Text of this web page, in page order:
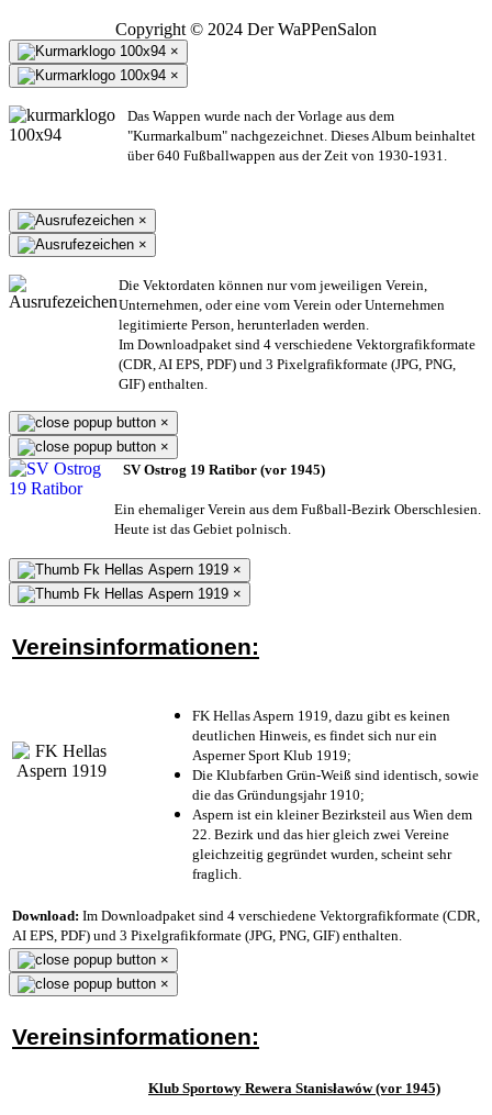
Copyright © 2024 Der WaPPenSalon
×
×
Das Wappen wurde nach der Vorlage aus dem
"Kurmarkalbum" nachgezeichnet. Dieses Album beinhaltet
über 640 Fußballwappen aus der Zeit von 1930-1931.
×
×
Die Vektordaten können nur vom jeweiligen Verein,
Unternehmen, oder eine vom Verein oder Unternehmen
legitimierte Person, herunterladen werden.
Im Downloadpaket sind 4 verschiedene Vektorgrafikformate
(CDR, AI EPS, PDF) und 3 Pixelgrafikformate (JPG, PNG,
GIF) enthalten.
×
×
SV Ostrog 19 Ratibor (vor 1945)
Ein ehemaliger Verein aus dem Fußball-Bezirk Oberschlesien.
Heute ist das Gebiet polnisch.
×
×
Vereinsinformationen:
FK Hellas Aspern 1919, dazu gibt es keinen
deutlichen Hinweis, es findet sich nur ein
Asperner Sport Klub 1919;
Die Klubfarben Grün-Weiß sind identisch, sowie
die das Gründungsjahr 1910;
Aspern ist ein kleiner Bezirksteil aus Wien dem
22. Bezirk und das hier gleich zwei Vereine
gleichzeitig gegründet wurden, scheint sehr
fraglich.
Download: Im Downloadpaket sind 4 verschiedene Vektorgrafikformate (CDR,
AI EPS, PDF) und 3 Pixelgrafikformate (JPG, PNG, GIF) enthalten.
×
×
Vereinsinformationen:
Klub Sportowy Rewera Stanisławów (vor 1945)